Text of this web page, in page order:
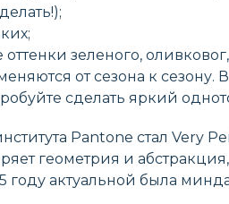
зеленого,
от сезона к
сделать яркий
Pantone стал
геометрия и
году актуальной была